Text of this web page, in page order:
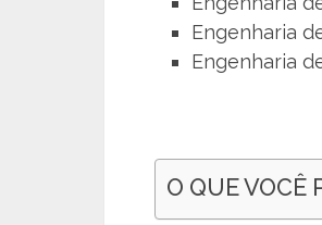
Engenharia
Engenharia
O QUE VOCÊ